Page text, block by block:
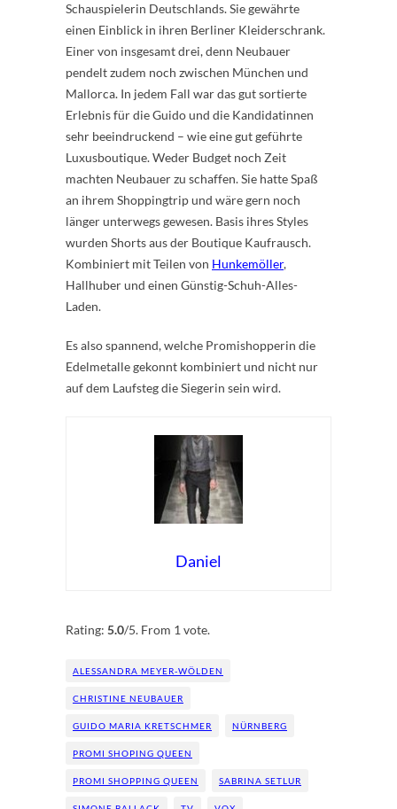
Schauspielerin Deutschlands. Sie gewährte
einen Einblick in ihren Berliner Kleiderschrank.
Einer von insgesamt drei, denn Neubauer
pendelt zudem noch zwischen München und
Mallorca. In jedem Fall war das gut sortierte
Erlebnis für die Guido und die Kandidatinnen
sehr beeindruckend – wie eine gut geführte
Luxusboutique. Weder Budget noch Zeit
machten Neubauer zu schaffen. Sie hatte Spaß
an ihrem Shoppingtrip und wäre gern noch
länger unterwegs gewesen. Basis ihres Styles
wurden Shorts aus der Boutique Kaufrausch.
Kombiniert mit Teilen von Hunkemöller,
Hallhuber und einen Günstig-Schuh-Alles-
Laden.
Es also spannend, welche Promishopperin die
Edelmetalle gekonnt kombiniert und nicht nur
auf dem Laufsteg die Siegerin sein wird.
Daniel
Rating: 5.0/5. From 1 vote.
ALESSANDRA MEYER-WÖLDEN
CHRISTINE NEUBAUER
GUIDO MARIA KRETSCHMER NÜRNBERG
PROMI SHOPING QUEEN
PROMI SHOPPING QUEEN SABRINA SETLUR